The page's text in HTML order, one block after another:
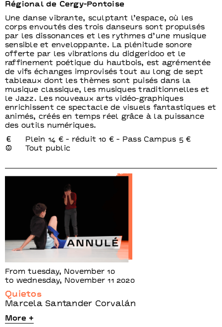
Régional de Cergy-Pontoise
Une danse vibrante, sculptant l’espace, où les
corps envoutés des trois danseurs sont propulsés
par les dissonances et les rythmes d’une musique
sensible et enveloppante. La plénitude sonore
offerte par les vibrations du didgeridoo et le
raffinement poétique du hautbois, est agrémentée
de vifs échanges improvisés tout au long de sept
tableaux dont les thèmes sont puisés dans la
musique classique, les musiques traditionnelles et
le Jazz. Les nouveaux arts vidéo-graphiques
enrichissent ce spectacle de visuels fantastiques et
animés, créés en temps réel grâce à la puissance
des outils numériques.
Plein 14 € - réduit 10 € - Pass Campus 5 €
Tout public
From tuesday, November 10
to wednesday, November 11 2020
Quietos
Marcela Santander Corvalán
More +